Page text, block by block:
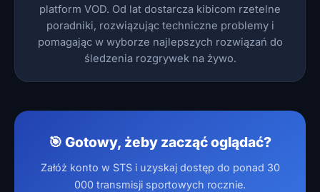
platform VOD. Od lat dostarcza kibicom rzetelne
poradniki, rozwiązując techniczne problemy i
pomagając w wyborze najlepszych rozwiązań do
śledzenia rozgrywek na żywo.
🎯 Gotowy, żeby zacząć oglądać?
Załóż konto w STS i uzyskaj dostęp do ponad 30
000 transmisji sportowych rocznie.